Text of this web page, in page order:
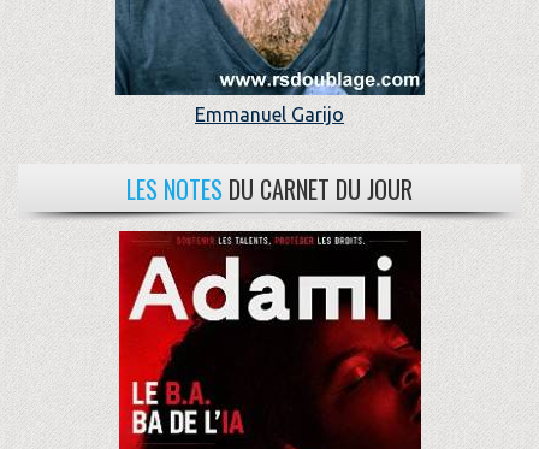
Emmanuel Garijo
LES NOTES DU CARNET DU JOUR